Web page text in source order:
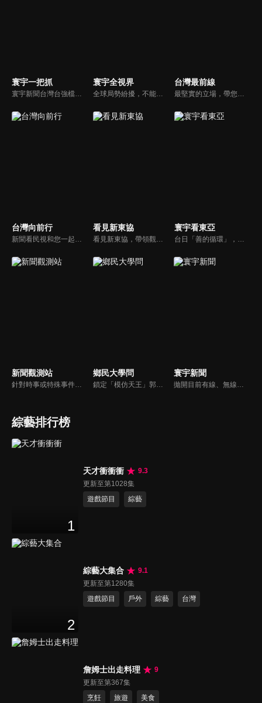
寰宇一把抓
寰宇新聞台灣台強檔政論節目《寰宇一把抓》，與您一起「抓新聞、抓時事、抓遍台灣政經大小事！由資深社會記者張炤和獨挑大樑主持。張炤和投入新聞前線多年，總是充滿活力的帶給觀眾台灣社會大小事，結合資深社會記者的見聞與觀點，激盪各路實力派專家點評，與您一起掌握政壇人事物即時動態與最新走勢。
寰宇全視界
全球局勢紛擾，不能置身事外！主播任明玥主持，嶄新一季《寰宇全視界2.0》，集結各領域重磅嘉賓，犀利評論、深度視角，帶您洞悉世界局勢脈絡，開拓兩岸和國際新視野，《寰宇全視界2.0》，帶給您最具含金量的觀點。
台灣最前線
最堅實的立場，帶您洞悉台灣新知。最專業的陣容，帶您打開『視』界。政治人民做主，一同掌握即實政壇資訊，『EYE』台灣的政論談話節目。
台灣向前行
新聞看民視和您一起討論最新最熱的時事新聞！
看見新東協
看見新東協，帶領觀眾發現東協新市場、新思維，了解東南亞各國在地文化、政治、政策、並從數字看財經脈動，做最深入外資和本土產業投資分析，發掘您所不知道的東協新商機。
寰宇看東亞
台日「善的循環」，貨真價實？韓國文化，無堅不摧？台灣對於日韓的獨特情感，細膩且複雜，有美麗浪花，更有驚濤駭浪，寰宇新聞台全新節目《寰宇看東亞》，將和觀眾一起探訪台灣和日韓的真實連結，挖掘人物秘辛和內幕故事，剖析東亞政經局勢。
新聞觀測站
針對時事或特殊事件邀請來賓進行深度探討，或專訪各領域傑出人士。
鄉民大學問
鎖定「模仿天王」郭子乾，還有高顏值學霸大學生辛辣提問唷！全新優質節目都在NOWnews《鄉民大學問》！
寰宇新聞
拋開目前有線、無線電視台新聞的包袱和制式化內容，沒有絕對立場、沒有口水漫罵，永遠以「關心」、「貼心」、「用心」做最對的報導，是台灣獨一無二最專屬新聞頻道。
綜藝排行榜
1
天才衝衝衝
9.3
更新至第1028集
遊戲節目
綜藝
2
綜藝大集合
9.1
更新至第1280集
遊戲節目
戶外 綜藝 台灣
詹姆士出走料理
9
更新至第367集
烹飪
旅遊 美食